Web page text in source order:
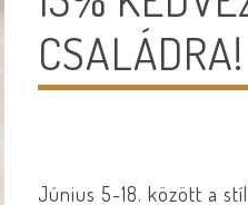
CSALÁDRA!
Június 5-18. között a